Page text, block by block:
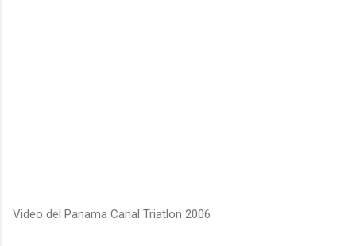
Video del Panama Canal Triatlon 2006